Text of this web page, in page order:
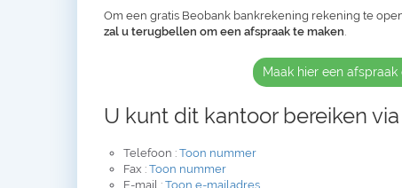
Om een gratis Beobank bankrekening rekening te
zal u terugbellen om een afspraak te maken.
Maak hier een
U kunt dit kantoor bereiken via
Telefoon : Toon nummer
Fax : Toon nummer
E-mail : Toon e-mailadres